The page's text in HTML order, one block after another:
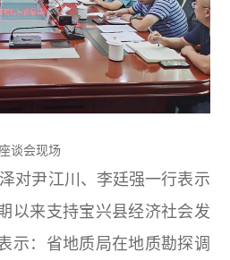
座谈会现场
尹江川、李廷强一行表示
以来支持宝兴县经济社会发
示：省地质局在地质勘探调